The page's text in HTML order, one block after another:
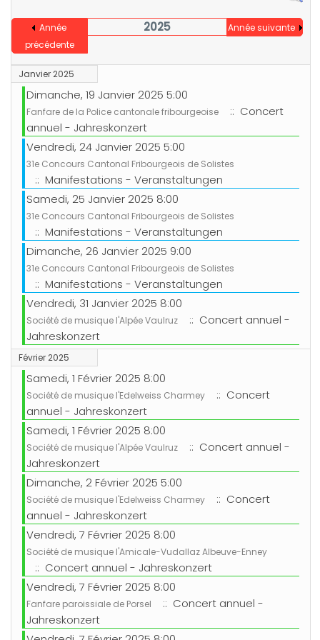
Année
précédente
2025 Année suivante
Janvier 2025
Dimanche, 19 Janvier 2025 5:00
Fanfare de la Police cantonale fribourgeoise
:: Concert
annuel - Jahreskonzert
Vendredi, 24 Janvier 2025 5:00
31e Concours Cantonal Fribourgeois de Solistes
:: Manifestations - Veranstaltungen
Samedi, 25 Janvier 2025 8:00
31e Concours Cantonal Fribourgeois de Solistes
:: Manifestations - Veranstaltungen
Dimanche, 26 Janvier 2025 9:00
31e Concours Cantonal Fribourgeois de Solistes
:: Manifestations - Veranstaltungen
Vendredi, 31 Janvier 2025 8:00
Société de musique l'Alpée Vaulruz
:: Concert annuel -
Jahreskonzert
Février 2025
Samedi, 1 Février 2025 8:00
Société de musique l'Edelweiss Charmey
:: Concert
annuel - Jahreskonzert
Samedi, 1 Février 2025 8:00
Société de musique l'Alpée Vaulruz
:: Concert annuel -
Jahreskonzert
Dimanche, 2 Février 2025 5:00
Société de musique l'Edelweiss Charmey
:: Concert
annuel - Jahreskonzert
Vendredi, 7 Février 2025 8:00
Société de musique l'Amicale-Vudallaz Albeuve-Enney
:: Concert annuel - Jahreskonzert
Vendredi, 7 Février 2025 8:00
Fanfare paroissiale de Porsel
:: Concert annuel -
Jahreskonzert